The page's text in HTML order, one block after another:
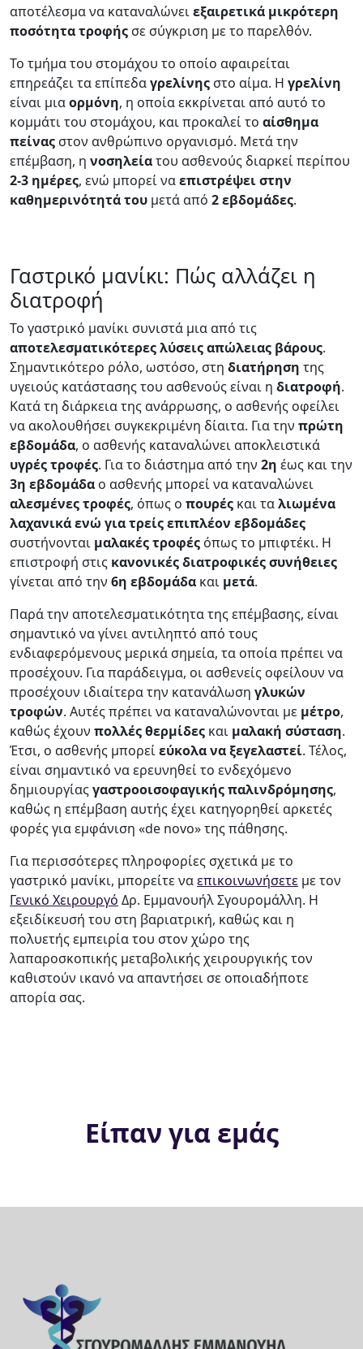
αποτέλεσμα να καταναλώνειεξαιρετικά μικρότερη
ποσότητα τροφής σε σύγκριση με το παρελθόν.
Το τμήμα του στομάχου το οποίο αφαιρείται
επηρεάζει τα επίπεδαγρελίνης στο αίμα. Η γρελίνη
είναι μιαορμόνη, η οποία εκκρίνεται από αυτό το
κομμάτι του στομάχου, και προκαλεί το αίσθημα
πείνας στον ανθρώπινο οργανισμό. Μετά την
επέμβαση, η νοσηλείατου ασθενούς διαρκεί περίπου
2-3 ημέρες, ενώ μπορεί ναεπιστρέψει στην
καθημερινότητά του μετά από 2 εβδομάδες.
Γαστρικό μανίκι: Πώς αλλάζει η
διατροφή
Το γαστρικό μανίκι συνιστά μια από τις
αποτελεσματικότερεςλύσειςαπώλειας βάρους.
Σημαντικότερο ρόλο, ωστόσο, στη διατήρηση της
υγειούς κατάστασης του ασθενούς είναι η διατροφή.
Κατά τη διάρκεια της ανάρρωσης, ο ασθενής οφείλει
να ακολουθήσει συγκεκριμένη δίαιτα. Για την πρώτη
εβδομάδα, ο ασθενής καταναλώνει αποκλειστικά
υγρέςτροφές. Για το διάστημα από την 2η έως και την
3η εβδομάδα ο ασθενής μπορεί να καταναλώνει
αλεσμένεςτροφές, όπως ο πουρές και ταλιωμένα
λαχανικά ενώ για τρείς επιπλέον εβδομάδες
συστήνονται μαλακές τροφές όπως το μπιφτέκι. Η
επιστροφή στις κανονικές διατροφικές συνήθειες
γίνεται από την 6η εβδομάδα και μετά.
Παρά την αποτελεσματικότητα της επέμβασης, είναι
σημαντικό να γίνει αντιληπτό από τους
ενδιαφερόμενους μερικά σημεία, τα οποία πρέπει να
προσέχουν. Για παράδειγμα, οι ασθενείς οφείλουν να
προσέχουν ιδιαίτερα την κατανάλωση γλυκών
τροφών. Αυτές πρέπει να καταναλώνονται με μέτρο,
καθώς έχουν πολλέςθερμίδες και μαλακή σύσταση.
Έτσι, ο ασθενής μπορείεύκολα να ξεγελαστεί. Τέλος,
είναι σημαντικό να ερευνηθεί το ενδεχόμενο
δημιουργίαςγαστροοισοφαγικής παλινδρόμησης,
καθώς η επέμβαση αυτής έχει κατηγορηθεί αρκετές
φορές για εμφάνιση «de novo» της πάθησης.
Για περισσότερες πληροφορίες σχετικά με το
γαστρικό μανίκι, μπορείτε ναεπικοινωνήσετε με τον
Γενικό Χειρουργό Δρ. Εμμανουήλ Σγουρομάλλη. Η
εξειδίκευσή του στη βαριατρική, καθώς και η
πολυετής εμπειρία του στον χώρο της
λαπαροσκοπικής μεταβολικής χειρουργικής τον
καθιστούν ικανό να απαντήσει σε οποιαδήποτε
απορία σας.
Είπαν για εμάς